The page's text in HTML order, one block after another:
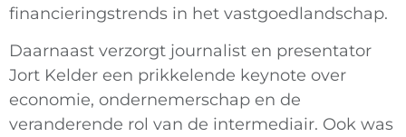
financieringstrends in het vastgoedlandschap.
Daarnaast verzorgt journalist en presentator
Jort Kelder een prikkelende keynote over
economie, ondernemerschap en de
veranderende rol van de intermediair. Ook was